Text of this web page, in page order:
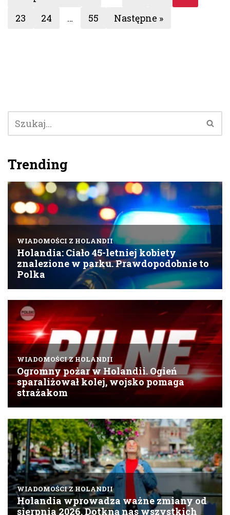
23
24 … 55 Następne »
Trending